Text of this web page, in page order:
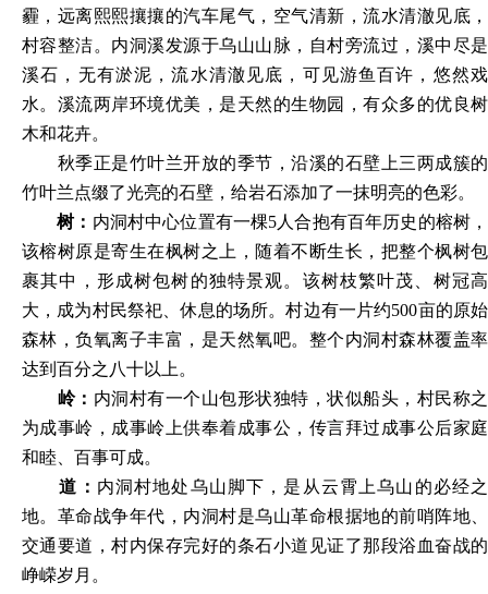
霾，远离熙熙攘攘的汽车尾气，空气清新，流水清澈见底，
村容整洁。内洞溪发源于乌山山脉，自村旁流过，溪中尽是
溪石，无有淤泥，流水清澈见底，可见游鱼百许，悠然戏
水。溪流两岸环境优美，是天然的生物园，有众多的优良树
木和花卉。
秋季正是竹叶兰开放的季节，沿溪的石壁上三两成簇的
竹叶兰点缀了光亮的石壁，给岩石添加了一抹明亮的色彩。
树： 内洞村中心位置有一棵5人合抱有百年历史的榕树，
该榕树原是寄生在枫树之上，随着不断生长，把整个枫树包
裹其中，形成树包树的独特景观。该树枝繁叶茂、树冠高
大，成为村民祭祀、休息的场所。村边有一片约500亩的原始
森林，负氧离子丰富，是天然氧吧。整个内洞村森林覆盖率
达到百分之八十以上。
岭： 内洞村有一个山包形状独特，状似船头，村民称之
为成事岭，成事岭上供奉着成事公，传言拜过成事公后家庭
和睦、百事可成。
道： 内洞村地处乌山脚下，是从云霄上乌山的必经之
地。革命战争年代，内洞村是乌山革命根据地的前哨阵地、
交通要道，村内保存完好的条石小道见证了那段浴血奋战的
峥嵘岁月。